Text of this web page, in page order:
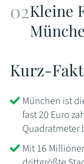
Kleine
Kurz-
München ist
fast 20 Euro
Quadratmeter
Mit 16